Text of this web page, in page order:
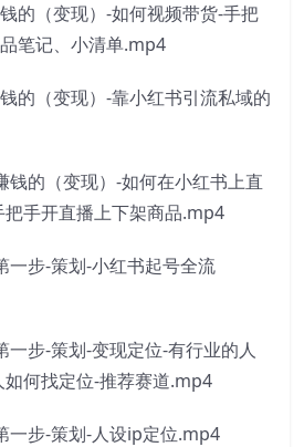
的（变现）-如何视频带货-手把
笔记、小清单.mp4
的（变现）-靠小红书引流私域的
钱的（变现）-如何在小红书上直
手开直播上下架商品.mp4
一步-策划-小红书起号全流
一步-策划-变现定位-有行业的人
如何找定位-推荐赛道.mp4
一步-策划-人设ip定位.mp4